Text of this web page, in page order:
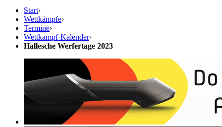
Start›
Wettkämpfe›
Termine›
Wettkampf-Kalender›
Hallesche Werfertage 2023